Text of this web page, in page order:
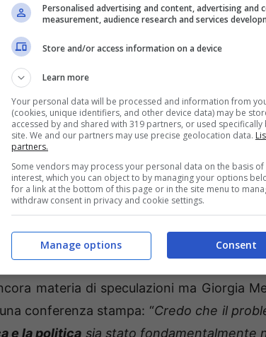
Entrate. Sembra essere salvo ma in
ma anche il commissario dell’Anpal
materia di speculazioni ma Giorgia
conferenza stampa: “Credo che il
e la politica sia stato fondamentalmente
Personalised advertising and content, advertising and
measurement, audience research and services
Store and/or access information on a device
Learn more
Your personal data will be processed and information from
(cookies, unique identifiers, and other device data) may be
accessed by and shared with 319 partners, or used specifically
site. We and our partners may use precise geolocation data.
partners.
Some vendors may process your personal data on the basis
interest, which you can object to by managing your options
for a link at the bottom of this page or in the site menu to
withdraw consent in privacy and cookie settings.
Consent
Manage options